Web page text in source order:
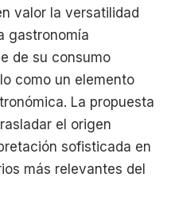
valor la versatilidad
gastronomía
de su consumo
como un elemento
La propuesta
el origen
sofisticada en
más relevantes del